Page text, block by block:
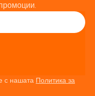
с нашата Политика за